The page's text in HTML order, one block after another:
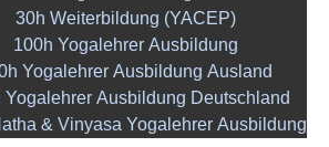
30h Weiterbildung (YACEP)
100h Yogalehrer Ausbildung
Yogalehrer Ausbildung Ausland
Yogalehrer Ausbildung Deutschland
& Vinyasa Yogalehrer Ausbildung